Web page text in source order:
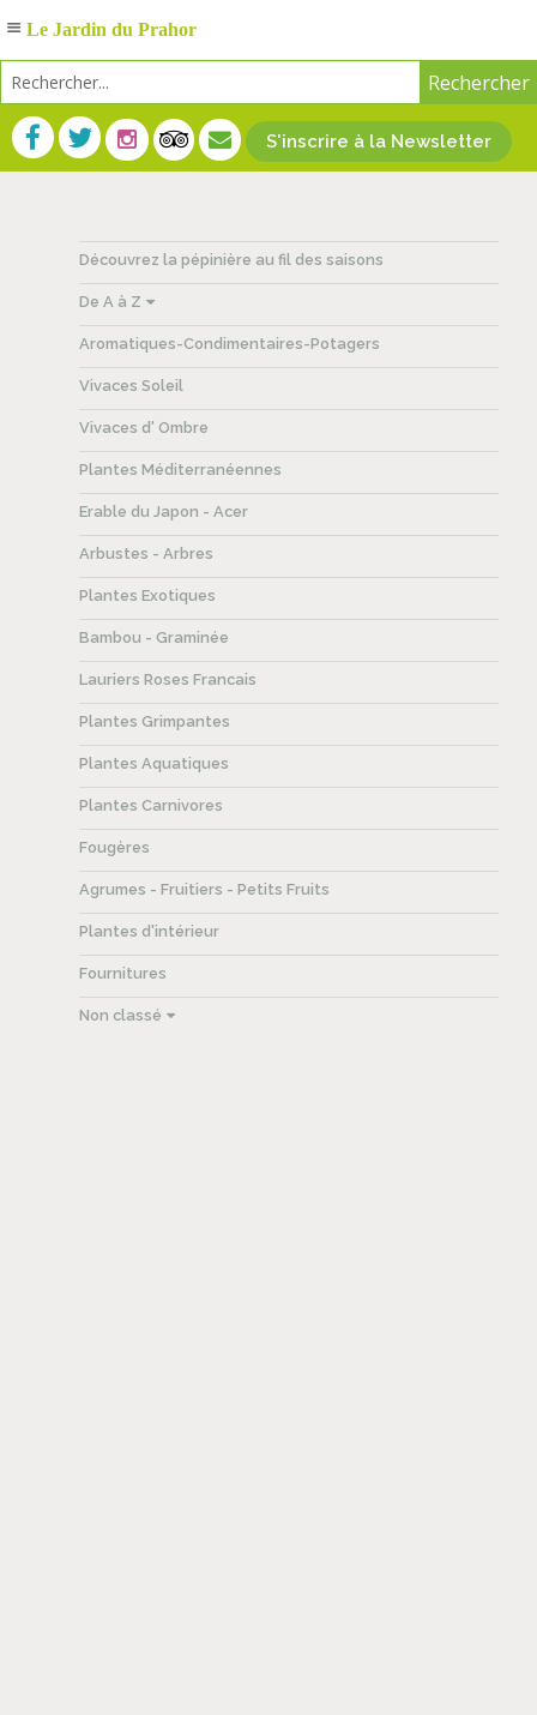
S'inscrire à la Newsletter
Découvrez la pépinière au fil des saisons
De A à Z
Aromatiques-Condimentaires-Potagers
Vivaces Soleil
Vivaces d' Ombre
Plantes Méditerranéennes
Erable du Japon - Acer
Arbustes - Arbres
Plantes Exotiques
Bambou - Graminée
Lauriers Roses Francais
Plantes Grimpantes
Plantes Aquatiques
Plantes Carnivores
Fougères
Agrumes - Fruitiers - Petits Fruits
Plantes d'intérieur
Fournitures
Non classé
Le Jardin du Prahor